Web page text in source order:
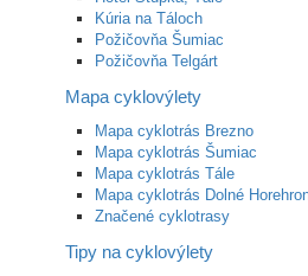
Kúria na Táloch
Požičovňa Šumiac
Požičovňa Telgárt
Mapa cyklovýlety
Mapa cyklotrás Brezno
Mapa cyklotrás Šumiac
Mapa cyklotrás Tále
Mapa cyklotrás Dolné
Značené cyklotrasy
Tipy na cyklovýlety